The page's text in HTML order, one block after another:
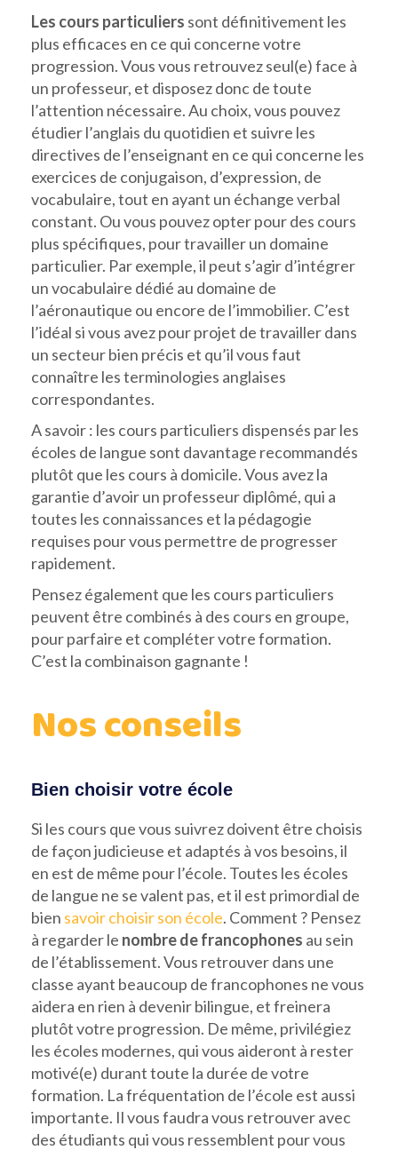
Les cours particuliers sont définitivement les
plus efficaces en ce qui concerne votre
progression. Vous vous retrouvez seul(e) face à
un professeur, et disposez donc de toute
l’attention nécessaire. Au choix, vous pouvez
étudier l’anglais du quotidien et suivre les
directives de l’enseignant en ce qui concerne les
exercices de conjugaison, d’expression, de
vocabulaire, tout en ayant un échange verbal
constant. Ou vous pouvez opter pour des cours
plus spécifiques, pour travailler un domaine
particulier. Par exemple, il peut s’agir d’intégrer
un vocabulaire dédié au domaine de
l’aéronautique ou encore de l’immobilier. C’est
l’idéal si vous avez pour projet de travailler dans
un secteur bien précis et qu’il vous faut
connaître les terminologies anglaises
correspondantes.
A savoir : les cours particuliers dispensés par les
écoles de langue sont davantage recommandés
plutôt que les cours à domicile. Vous avez la
garantie d’avoir un professeur diplômé, qui a
toutes les connaissances et la pédagogie
requises pour vous permettre de progresser
rapidement.
Pensez également que les cours particuliers
peuvent être combinés à des cours en groupe,
pour parfaire et compléter votre formation.
C’est la combinaison gagnante !
Nos conseils
Bien choisir votre école
Si les cours que vous suivrez doivent être choisis
de façon judicieuse et adaptés à vos besoins, il
en est de même pour l’école. Toutes les écoles
de langue ne se valent pas, et il est primordial de
bien savoir choisir son école. Comment ? Pensez
à regarder le nombre de francophones au sein
de l’établissement. Vous retrouver dans une
classe ayant beaucoup de francophones ne vous
aidera en rien à devenir bilingue, et freinera
plutôt votre progression. De même, privilégiez
les écoles modernes, qui vous aideront à rester
motivé(e) durant toute la durée de votre
formation. La fréquentation de l’école est aussi
importante. Il vous faudra vous retrouver avec
des étudiants qui vous ressemblent pour vous